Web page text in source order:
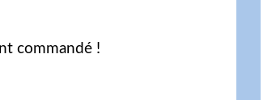
commandé !